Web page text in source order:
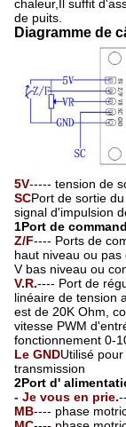
chaleur,Il suffit
de puits.
Diagramme de
5V----- tension de
SCPort de sortie
signal d'impulsion
1Port de
Z/F---- Ports de
haut niveau ou
V bas niveau ou
V.R.---- Port de
linéaire de tension
est de 20K Ohm,
vitesse PWM
fonctionnement 0-
Le GNDUtilisé
transmission
2Port d'
- Je vous en prie.
MB---- phase